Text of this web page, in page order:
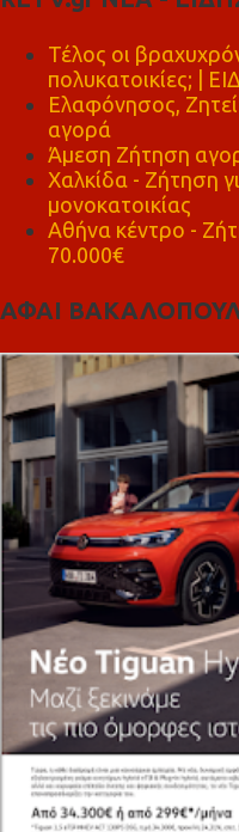
Τέλος οι
πολυκατοικίες; |
Ελαφόνησος,
αγορά
Άμεση Ζήτηση
Χαλκίδα - Ζήτηση
μονοκατοικίας
Αθήνα κέντρο -
70.000€
ΑΦΑΙ